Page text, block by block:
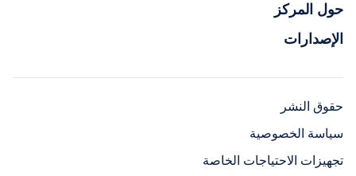
حول المركز
الإصدارات
حقوق النشر
سياسة الخصوصية
تجهيزات الاحتياجات الخاصة